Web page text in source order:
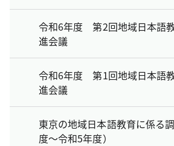
令和6年度 第2回地域日本語
進会議
令和6年度 第1回地域日本語
進会議
東京の地域日本語教育に係る
度～令和5年度）